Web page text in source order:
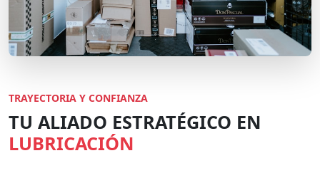
TRAYECTORIA Y CONFIANZA
TU ALIADO ESTRATÉGICO EN
LUBRICACIÓN